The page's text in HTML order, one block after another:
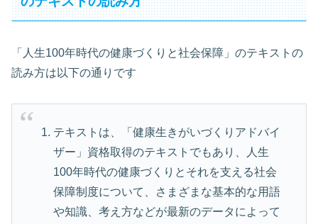
「人生100年時代の健康づくりと社会保障」のテキストの
読み方は以下の通りです
テキストは、「健康生きがいづくりアドバイ
ザー」資格取得のテキストでもあり、人生
100年時代の健康づくりとそれを支える社会
保障制度について、さまざまな基本的な用語
や知識、考え方などが最新のデータによって